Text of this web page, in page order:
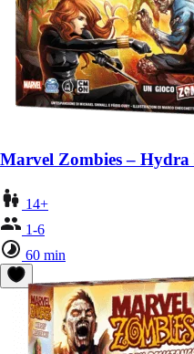
Marvel Zombies – Hydra
14+
1-6
60 min